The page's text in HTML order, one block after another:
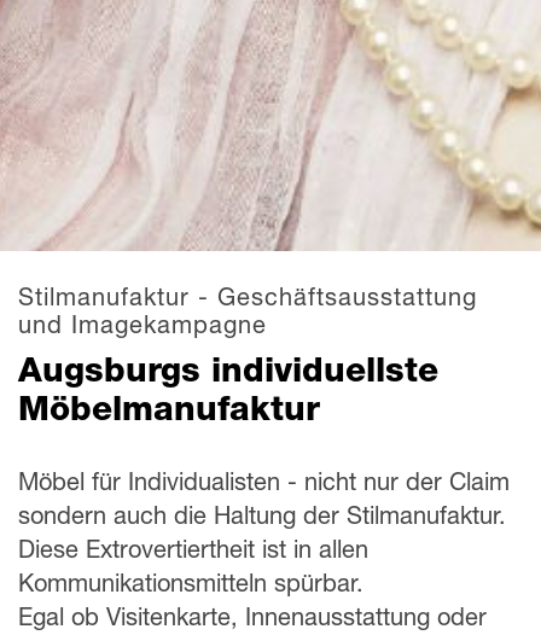
Stilmanufaktur - Geschäftsaus­stattung
und Imagekampagne
Augsburgs individuellste
Möbelmanufaktur
Möbel für Individualisten - nicht nur der Claim
sondern auch die Haltung der Stilmanufaktur.
Diese Extrovertiertheit ist in allen
Kommunikationsmitteln spürbar.
Egal ob Visitenkarte, Innenausstattung oder